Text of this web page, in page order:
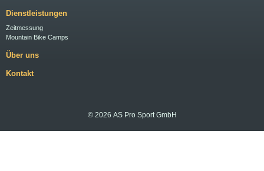
Dienstleistungen
Zeitmessung
Mountain Bike Camps
Über uns
Kontakt
© 2026 AS Pro Sport GmbH